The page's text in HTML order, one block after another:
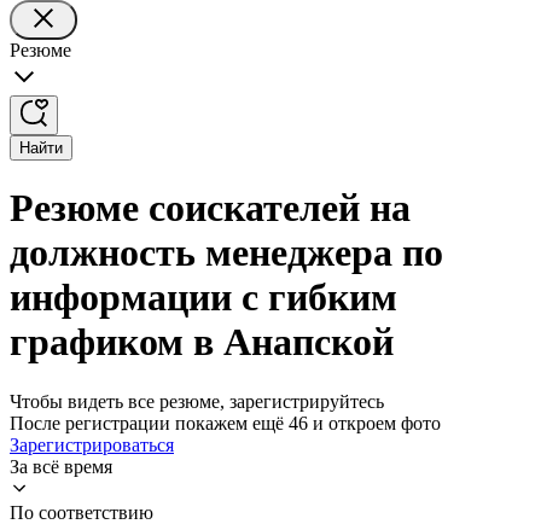
Резюме
Найти
Резюме соискателей на
должность менеджера по
информации с гибким
графиком в Анапской
Чтобы видеть все резюме, зарегистрируйтесь
После регистрации покажем ещё 46 и откроем фото
Зарегистрироваться
За всё время
По соответствию